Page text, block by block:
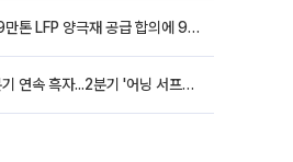
포스코퓨처엠, 19만톤 LFP 양극재 공급 합의에 9%대 강세
고려아연, 106분기 연속 흑자...2분기 '어닝 서프라이즈'에 장 초반 12%대 강세